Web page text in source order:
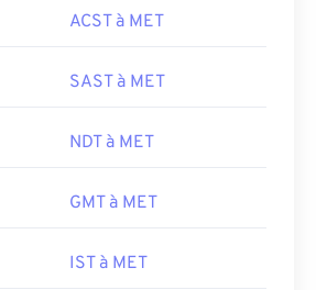
ACST à MET
SAST à MET
NDT à MET
GMT à MET
IST à MET